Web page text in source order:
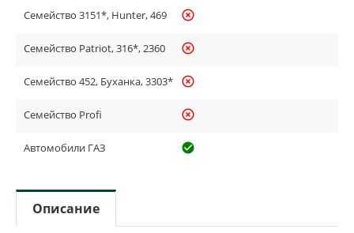
Семейство 3151*, Hunter, 469 highlight_off
Семейство Patriot, 316*, 2360 highlight_off
Семейство 452, Буханка, 3303* highlight_off
Семейство Profi highlight_off
Автомобили ГАЗ check_circle_outline
Описание